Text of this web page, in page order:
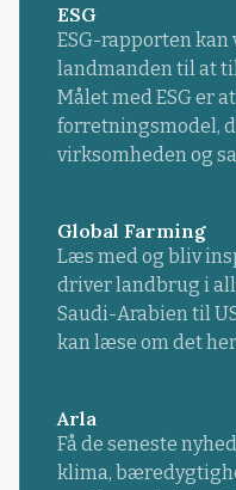
ESG
ESG-rapporten
landmanden til at
Målet med ESG er
forretningsmodel,
virksomheden og
Global Farming
Læs med og bliv
driver landbrug i
Saudi-Arabien til
kan læse om det
Arla
Få de seneste
klima,